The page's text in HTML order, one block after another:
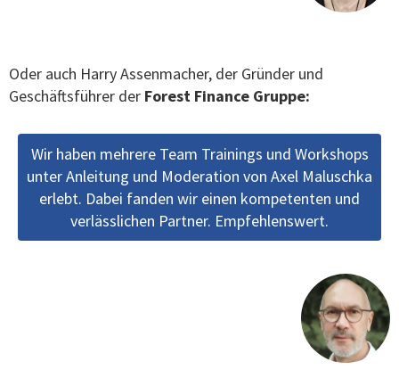
Oder auch Harry Assenmacher, der Gründer und
Geschäftsführer der Forest Finance Gruppe:
Wir haben mehrere Team Trainings und Workshops
unter Anleitung und Moderation von Axel Maluschka
erlebt. Dabei fanden wir einen kompetenten und
verlässlichen Partner. Empfehlenswert.